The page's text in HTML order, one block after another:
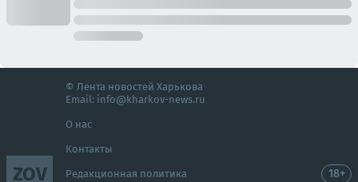
ZOV
© Лента новостей Харькова
Email: info@kharkov-news.ru
О нас
Контакты
Редакционная политика 18+